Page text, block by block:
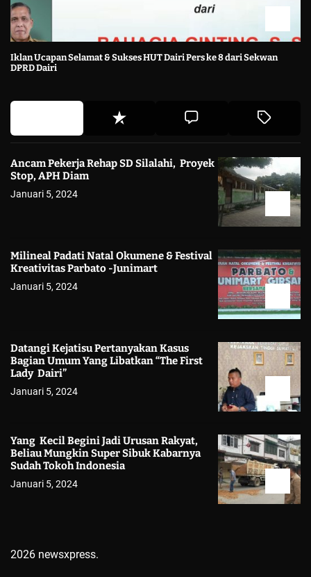
Iklan Ucapan Selamat & Sukses HUT Dairi Pers ke 8 dari Sekwan
DPRD Dairi
Ancam Pekerja Rehap SD Silalahi, Proyek
Stop, APH Diam
Januari 5, 2024
Milineal Padati Natal Okumene & Festival
Kreativitas Parbato -Junimart
Januari 5, 2024
Datangi Kejatisu Pertanyakan Kasus
Bagian Umum Yang Libatkan “The First
Lady Dairi”
Januari 5, 2024
Yang Kecil Begini Jadi Urusan Rakyat,
Beliau Mungkin Super Sibuk Kabarnya
Sudah Tokoh Indonesia
Januari 5, 2024
2026 newsxpress.